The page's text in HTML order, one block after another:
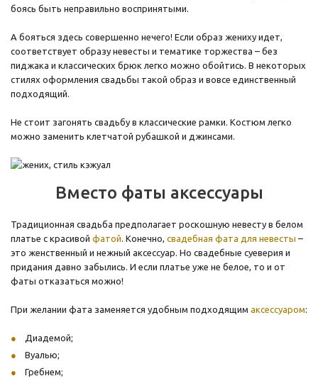
боясь быть неправильно воспринятыми.
А бояться здесь совершенно нечего! Если образ жениху идет,
соответствует образу невесты и тематике торжества – без
пиджака и классических брюк легко можно обойтись. В некоторых
стилях оформления свадьбы такой образ и вовсе единственный
подходящий.
Не стоит загонять свадьбу в классические рамки. Костюм легко
можно заменить клетчатой рубашкой и джинсами.
Вместо фаты аксессуары
Традиционная свадьба предполагает роскошную невесту в белом
платье с красивой фатой. Конечно, свадебная фата для невесты –
это женственный и нежный аксессуар. Но свадебные суеверия и
придания давно забылись. И если платье уже не белое, то и от
фаты отказаться можно!
При желании фата заменяется удобным подходящим аксессуаром:
Диадемой;
Вуалью;
Гребнем;